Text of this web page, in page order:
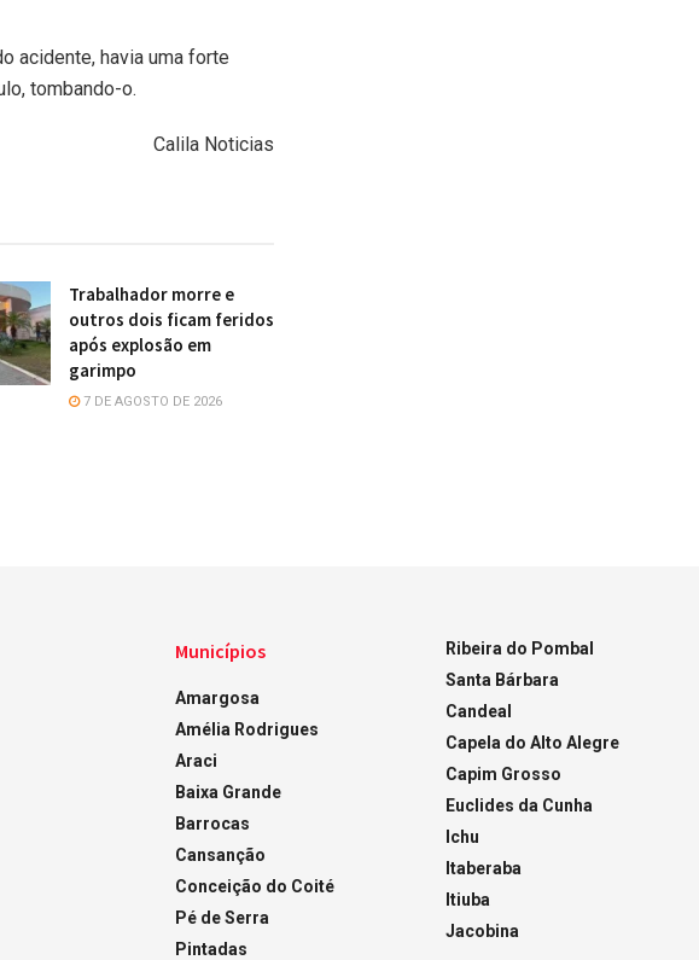
acidente, havia uma forte
tombando-o.
Calila Noticias
Trabalhador morre e
outros dois ficam feridos
após explosão em
garimpo
7 DE AGOSTO DE 2026
Municípios
Amargosa
Amélia Rodrigues
Araci
Baixa Grande
Barrocas
Cansanção
Conceição do Coité
Pé de Serra
Pintadas
Ribeira do Pombal
Santa Bárbara
Candeal
Capela do Alto Alegre
Capim Grosso
Euclides da Cunha
Ichu
Itaberaba
Itiuba
Jacobina